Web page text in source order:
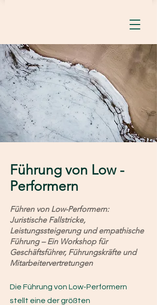
Führung von Low -
Performern
Führen von Low-Performern:
Juristische Fallstricke,
Leistungssteigerung und empathische
Führung – Ein Workshop für
Geschäftsführer, Führungskräfte und
Mitarbeitervertretungen
Die Führung von Low-Performern
stellt eine der größten